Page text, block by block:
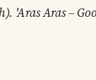
'Aras Aras –